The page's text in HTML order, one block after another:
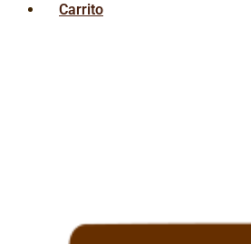
Carrito